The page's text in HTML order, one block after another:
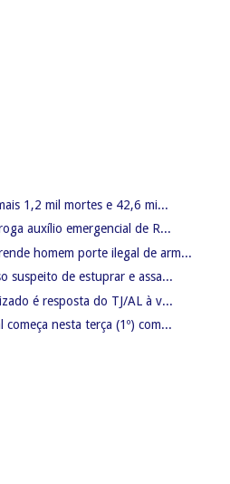
1,2 mil mortes e 42,6 mi...
auxílio emergencial de R...
homem porte ilegal de arm...
suspeito de estuprar e assa...
é resposta do TJ/AL à v...
começa nesta terça (1º) com...